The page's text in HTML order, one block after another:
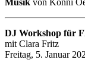
Musik von Konni
DJ Workshop für
mit Clara Fritz
Freitag, 5. Januar